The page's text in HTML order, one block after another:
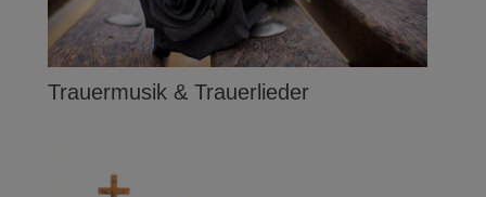
Trauermusik & Trauerlieder